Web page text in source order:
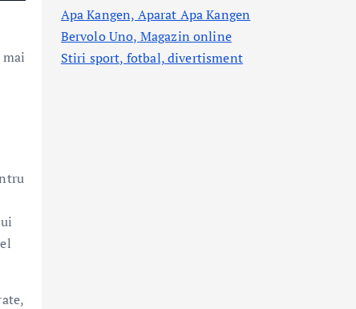
Apa Kangen, Aparat Apa Kangen
Bervolo Uno, Magazin online
Stiri sport, fotbal,divertisment